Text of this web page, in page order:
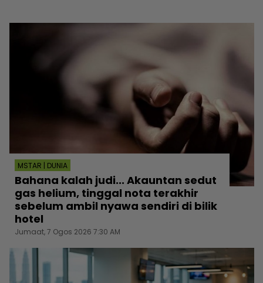
MSTAR | DUNIA
Bahana kalah judi... Akauntan sedut
gas helium, tinggal nota terakhir
sebelum ambil nyawa sendiri di bilik
hotel
Jumaat, 7 Ogos 2026 7:30 AM